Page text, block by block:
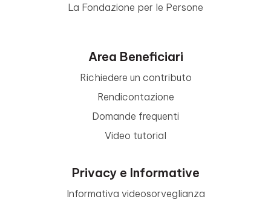
La Fondazione per le Persone
Area Beneficiari
Richiedere un contributo
Rendicontazione
Domande frequenti
Video tutorial
Privacy e Informative
Informativa videosorveglianza